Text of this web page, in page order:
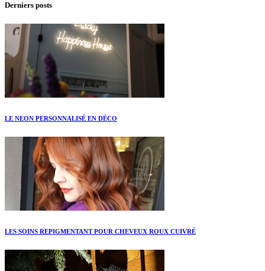
Derniers posts
LE NEON PERSONNALISÉ EN DÉCO
LES SOINS REPIGMENTANT POUR CHEVEUX ROUX CUIVRÉ